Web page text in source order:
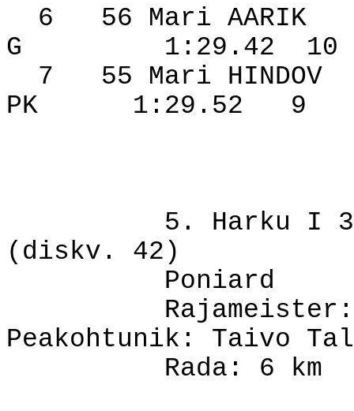
6
56 Mari AARIK
G
1:29.42
10
7
55 Mari HINDOV
PK
1:29.52 9
5. Harku I
(diskv. 42)
Poniard
Peakohtunik: Taivo
Rada: 6 km